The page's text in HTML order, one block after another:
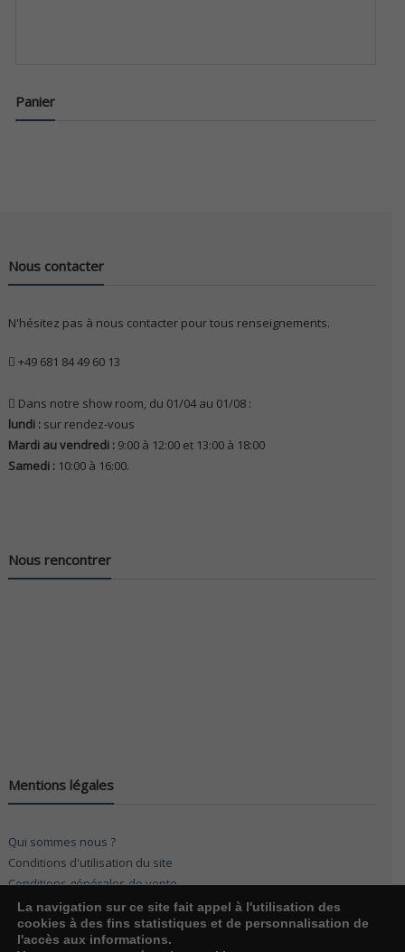
Panier
Nous contacter
N'hésitez pas à nous contacter pour tous renseignements.
+49 681 84 49 60 13
Dans notre show room, du 01/04 au 01/08 :
lundi : sur rendez-vous
Mardi au vendredi : 9:00 à 12:00 et 13:00 à 18:00
Samedi : 10:00 à 16:00.
Nous rencontrer
Mentions légales
Qui sommes nous ?
Conditions d'utilisation du site
Conditions générales de vente
La navigation sur ce site fait appel à l'utilisation des
cookies à des fins statistiques et de personnalisation de
l'accès aux informations.